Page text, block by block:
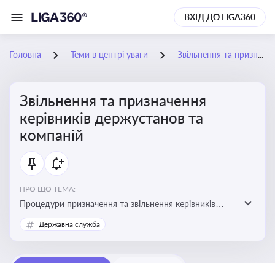
ВХІД ДО LIGA360
Головна Теми в центрі уваги Звільнення та призначення керівників держустанов та компаній
Звільнення та призначення
керівників держустанов та
компаній
ПРО ЩО ТЕМА:
Процедури призначення та звільнення керівників
установ та підприємств
Державна служба